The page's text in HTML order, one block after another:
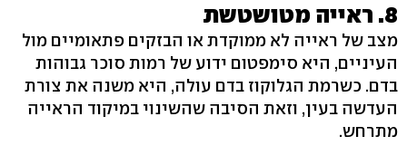
8. ראייה מטושטשת
מצב של ראייה לא ממוקדת או הבזקים פתאומיים מול
העיניים, היא סימפטום ידוע של רמות סוכר גבוהות
בדם. כשרמת הגלוקוז בדם עולה, היא משנה את צורת
העדשה בעין, וזאת הסיבה שהשינוי במיקוד הראייה
מתרחש.